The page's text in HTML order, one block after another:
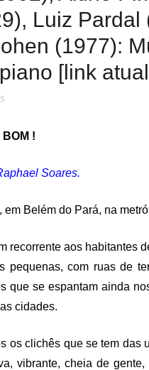
Luiz Pardal
(1977):
[link
BOM !
Soares.
Belém do Pará, na
recorrente aos habitantes
pequenas, com ruas de
que se espantam ainda
cidades.
os clichês que se tem das
vibrante, cheia de